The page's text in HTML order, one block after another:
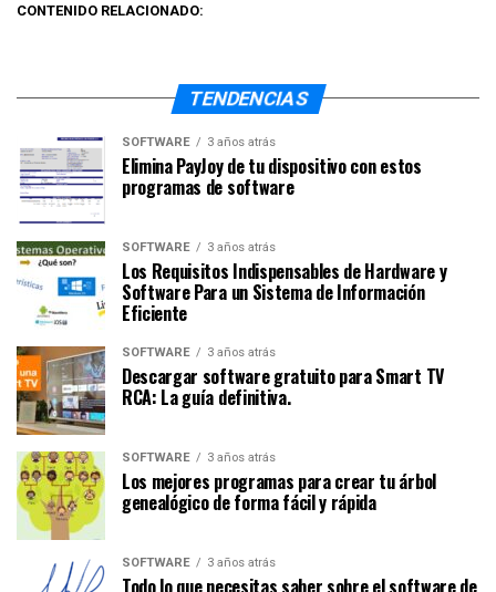
CONTENIDO RELACIONADO:
TENDENCIAS
SOFTWARE 3 años atrás
Elimina PayJoy de tu dispositivo con estos
programas de software
SOFTWARE 3 años atrás
Los Requisitos Indispensables de Hardware y
Software Para un Sistema de Información
Eficiente
SOFTWARE 3 años atrás
Descargar software gratuito para Smart TV
RCA: La guía definitiva.
SOFTWARE 3 años atrás
Los mejores programas para crear tu árbol
genealógico de forma fácil y rápida
SOFTWARE 3 años atrás
Todo lo que necesitas saber sobre el software de